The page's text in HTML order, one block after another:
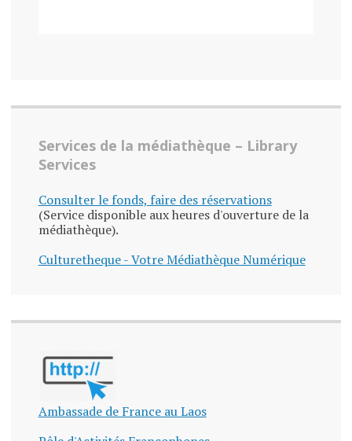
Services de la médiathèque – Library
Services
Consulter le fonds, faire des réservations
(Service disponible aux heures d'ouverture de la
médiathèque).
Culturetheque - Votre Médiathèque Numérique
Ambassade de France au Laos